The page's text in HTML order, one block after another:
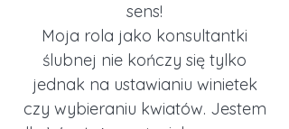
sens!
Moja rola jako konsultantki
ślubnej nie kończy się tylko
jednak na ustawianiu winietek
czy wybieraniu kwiatów. Jestem